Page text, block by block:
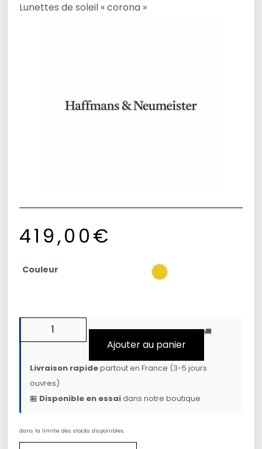
Lunettes de soleil « corona »
419,00€
Couleur
Ajouter au panier
🚚
Livraison rapidepartout en France (3-5 jours
ouvres)
🏪 Disponible en essaidans notre boutique
dans la limite des stocks disponibles.